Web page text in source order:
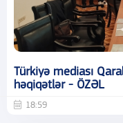
Türkiyə mediası
həqiqətlər - ÖZƏL
18:59